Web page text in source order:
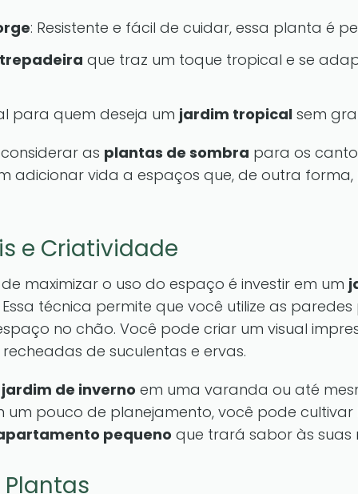
: Resistente e fácil de cuidar, essa planta é
que traz um toque tropical e se
para quem deseja um jardim tropical sem
as plantas de sombra para os
adicionar vida a espaços que, de outra forma,
e Criatividade
maximizar o uso do espaço é investir em um
Essa técnica permite que você utilize as
no chão. Você pode criar um visual
de suculentas e ervas.
jardim de inverno em uma varanda ou até
pouco de planejamento, você pode cultivar
pequeno que trará sabor às suas